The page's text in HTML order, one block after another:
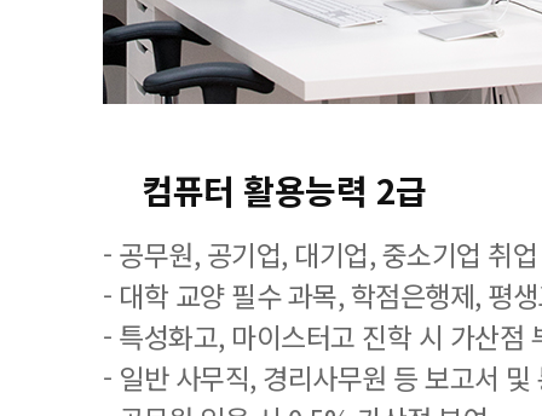
컴퓨터 활용능력 2급
- 공무원, 공기업, 대기업, 중소기업 취
- 대학 교양 필수 과목, 학점은행제, 평
- 특성화고, 마이스터고 진학 시 가산점
- 일반 사무직, 경리사무원 등 보고서 및